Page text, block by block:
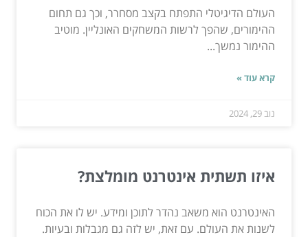
העולם הדיגיטלי התפתח בקצב מסחרר, וכך גם תחום
ההימורים, שהפך לרשות המשחקים האונליין. מוטיב
ההימור נמשך...
קרא עוד »
נוב 29, 2024
איזו תשתית אינטרנט מומלצת?
האינטרנט הוא משאב נהדר לתוכן ומידע. יש לו את הכוח
לשנות את העולם. עם זאת, יש לזה גם מגבלות ובעיות.